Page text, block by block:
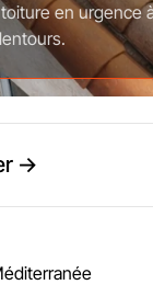
en urgence
→